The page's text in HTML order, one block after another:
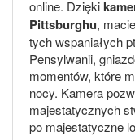
online. Dzięki
Pittsburghu,
tych wspaniałych
Pensylwanii,
momentów, które
nocy. Kamera
majestatycznych
po majestatyczne